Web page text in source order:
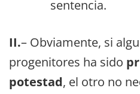
sentencia.
II.– Obviamente, si
progenitores ha sido
potestad, el otro no